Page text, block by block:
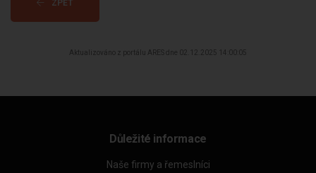
ZPĚT
Aktualizováno z portálu ARES dne 02.12.2025 14:00:05
Důležité informace
Naše firmy a řemeslníci